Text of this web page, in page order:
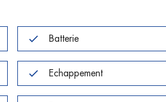
Batterie
Echappement